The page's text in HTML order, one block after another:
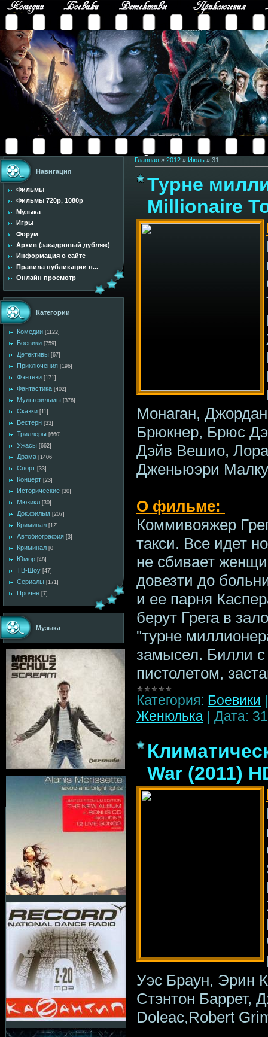
Навигация
Фильмы
Фильмы 720p, 1080p
Музыка
Игры
Форум
Архив (закадровый дубляж)
Информация о сайте
Правила публикации н...
Онлайн просмотр
Категории
Комедии [1122]
Боевики [759]
Детективы [67]
Приключения [196]
Фэнтези [171]
Фантастика [402]
Мультфильмы [376]
Сказки [11]
Вестерн [33]
Триллеры [660]
Ужасы [662]
Драма [1406]
Спорт [33]
Концерт [23]
Исторические [30]
Мюзикл [30]
Док.фильм [207]
Криминал [12]
Автобиография [3]
Криминал [0]
Юмор [48]
ТВ-Шоу [47]
Сериалы [171]
Прочее [7]
Музыка
Главная » 2012 » Июль » 31
Турне
Millionaire
Монаган,
Брюкнер, Брюс
Дэйв Вешио,
Дженьюэри
О фильме:
Коммивояжер
такси. Все идет
не сбивает
довезти до
и ее парня
берут Грега в
"турне
замысел. Билли с
пистолетом,
Категория: Боевики
Женюлька | Дата:
War (2011)
Уэс Браун, Эрин
Стэнтон Баррет,
Doleac,Robert